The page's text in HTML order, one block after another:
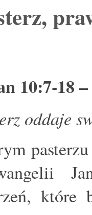
10:7‑18
oddaje
które